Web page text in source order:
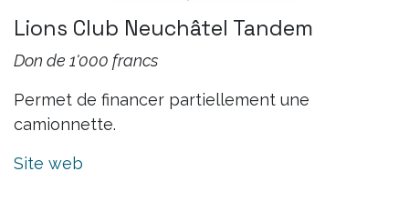
Lions Club Neuchâtel Tandem
Don de 1'000 francs
Permet de financer partiellement une
camionnette.
Site web